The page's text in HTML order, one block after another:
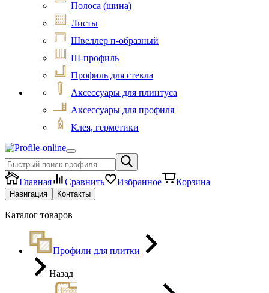
Полоса (шина)
Листы
Швеллер п-образный
Ш-профиль
Профиль для стекла
Аксессуары для плинтуса
Аксессуары для профиля
Клея, герметики
Главная Сравнить Избранное Корзина
Навигация Контакты
Каталог товаров
Профили для плитки
Назад